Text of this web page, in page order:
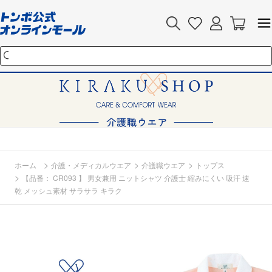
ホーム > 介護・メディカルウエア > 介護職ウエア > トップス
>
【品番： CR093 】 男女兼用 ニットシャツ 介護士 縮みにくい 吸汗 速
乾 メッシュ素材 サラサラ キラク